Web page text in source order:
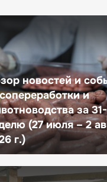
новостей и
и
за
(27 июля – 2
г.)